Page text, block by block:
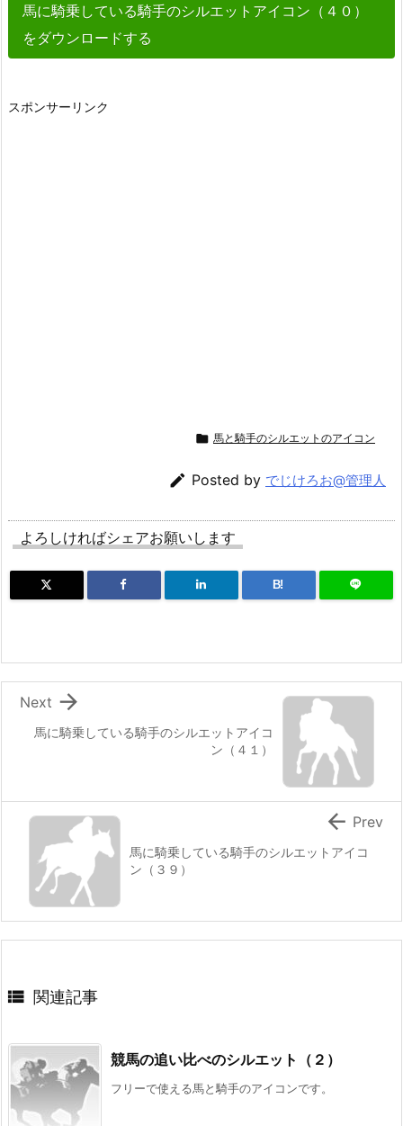
馬に騎乗している騎手のシルエットアイコン（４０）
をダウンロードする
スポンサーリンク
 馬と騎手のシルエットのアイコン
 Posted by でじけろお@管理人
よろしければシェアお願いします
B!
馬に騎乗している騎手のシルエットアイコ
ン（４１）

Next
馬に騎乗している騎手のシルエットアイコ
ン（３９）
 Prev
 関連記事
競馬の追い比べのシルエット（２）
フリーで使える馬と騎手のアイコンです。